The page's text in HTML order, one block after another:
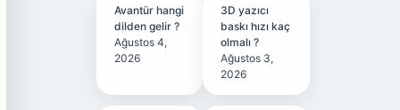
Avantür hangi
dilden gelir ?
Ağustos 4,
2026
3D yazıcı
baskı hızı kaç
olmalı ?
Ağustos 3,
2026